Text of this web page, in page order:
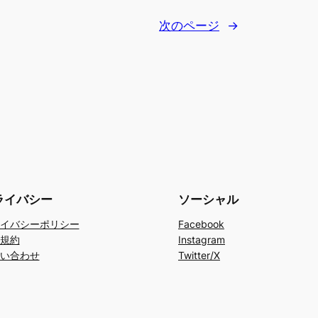
次のページ →
イバシー
バシーポリシー
約
合わせ
ソーシャル
Facebook
Instagram
Twitter/X